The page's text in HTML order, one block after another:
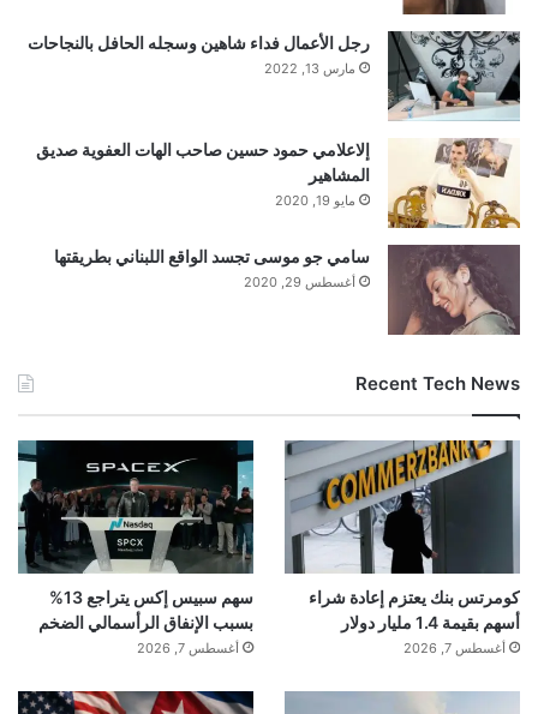
رجل الأعمال فداء شاهين وسجله الحافل بالنجاحات
مارس 13, 2022
إلاعلامي حمود حسين صاحب الهات العفوية صديق
المشاهير
مايو 19, 2020
سامي جو موسى تجسد الواقع اللبناني بطريقتها
أغسطس 29, 2020
Recent Tech News
كومرتس بنك يعتزم إعادة شراء
أسهم بقيمة 1.4 مليار دولار
أغسطس 7, 2026
سهم سبيس إكس يتراجع 13%
بسبب الإنفاق الرأسمالي الضخم
أغسطس 7, 2026